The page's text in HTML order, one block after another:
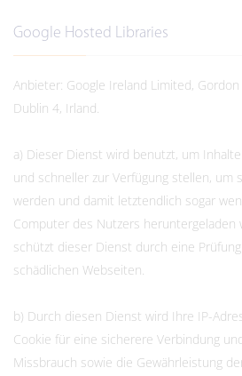
Google Hosted Libraries
Anbieter: Google Ireland Limited,
Dublin 4, Irland.
a) Dieser Dienst wird benutzt, um
und schneller zur Verfügung stellen, um
werden und damit letztendlich sogar
Computer des Nutzers heruntergeladen
schützt dieser Dienst durch eine
schädlichen Webseiten.
b) Durch diesen Dienst wird Ihre IP-
Cookie für eine sicherere Verbindung
Missbrauch sowie die Gewährleistung